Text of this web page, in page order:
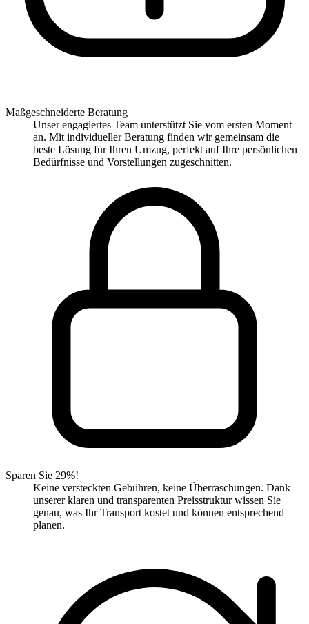
Maßgeschneiderte Beratung
Unser engagiertes Team unterstützt Sie vom ersten Moment
an. Mit individueller Beratung finden wir gemeinsam die
beste Lösung für Ihren Umzug, perfekt auf Ihre persönlichen
Bedürfnisse und Vorstellungen zugeschnitten.
Sparen Sie 29%!
Keine versteckten Gebühren, keine Überraschungen. Dank
unserer klaren und transparenten Preisstruktur wissen Sie
genau, was Ihr Transport kostet und können entsprechend
planen.